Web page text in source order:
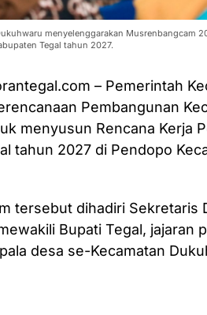
menyelenggarakan Musrenbangcam
Tegal tahun 2027.
– Pemerintah
Pembangunan
menyusun Rencana Kerja
tahun 2027 di Pendopo
tersebut dihadiri Sekretaris
Bupati Tegal, jajaran
desa se-Kecamatan